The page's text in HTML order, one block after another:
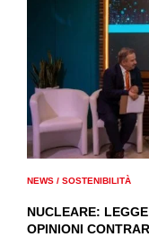
NEWS / SOSTENIBILITÀ
NUCLEARE:
OPINIONI